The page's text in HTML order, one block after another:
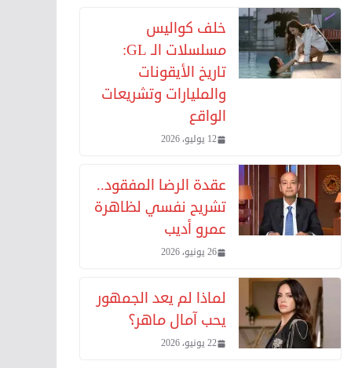
خلف كواليس
مسلسلات الـ GL:
تاريخ الأيقونات
والمليارات وتشريعات
الواقع
12 يوليو، 2026
عقدة الرضا المفقود..
تشريح نفسي لظاهرة
عمرو أديب
26 يونيو، 2026
لماذا لم يعد الجمهور
يحب آمال ماهر؟
22 يونيو، 2026